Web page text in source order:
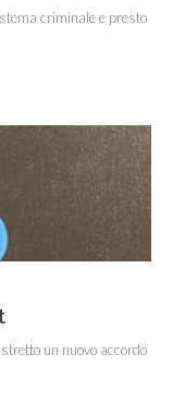
criminale e presto
un nuovo accordo